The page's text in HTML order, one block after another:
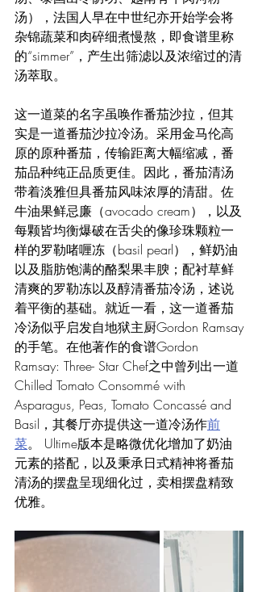
汤），法国人早在中世纪亦开始学会将
杂锦蔬菜和肉碎细煮慢熬，即食谱里称
的“simmer”，产生出筛滤以及浓缩过的清
汤萃取。
这一道菜的名字虽唤作番茄沙拉，但其
实是一道番茄沙拉冷汤。采用金马伦高
原的原种番茄，传输距离大幅缩减，番
茄品种纯正品质更佳。因此，番茄清汤
带着淡雅但具番茄风味浓厚的清甜。佐
牛油果鲜忌廉（avocado cream），以及
每颗皆均衡爆破在舌尖的像珍珠颗粒一
样的罗勒啫喱冻（basil pearl），鲜奶油
以及脂肪饱满的酪梨果丰腴；配衬草鲜
清爽的罗勒冻以及醇清番茄冷汤，述说
着平衡的基础。就近一看，这一道番茄
冷汤似乎启发自地狱主厨Gordon Ramsay
的手笔。在他著作的食谱Gordon
Ramsay: Three- Star Chef之中曾列出一道
Chilled Tomato Consommé with
Asparagus, Peas, Tomato Concassé and
Basil，其餐厅亦提供这一道冷汤作前
菜。 Ultime版本是略微优化增加了奶油
元素的搭配，以及秉承日式精神将番茄
清汤的摆盘呈现细化过，卖相摆盘精致
优雅。